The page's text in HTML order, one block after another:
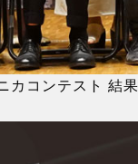
カコンテスト 結